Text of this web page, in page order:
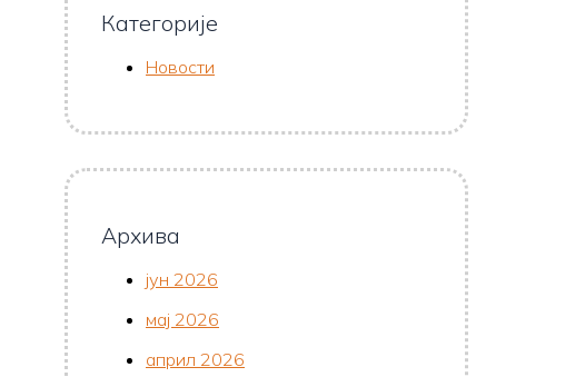
Категорије
Новости
Архива
јун 2026
мај 2026
април 2026